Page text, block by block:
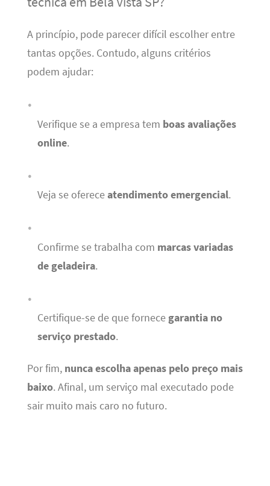
A princípio, pode parecer difícil escolher entre
tantas opções. Contudo, alguns critérios
podem ajudar:
Verifique se a empresa tem boas avaliações
online.
Veja se ofereceatendimento emergencial.
Confirme se trabalha com marcas variadas
de geladeira.
Certifique-se de que fornece garantia no
serviço prestado.
Por fim, nunca escolha apenas pelo preço mais
baixo. Afinal, um serviço mal executado pode
sair muito mais caro no futuro.